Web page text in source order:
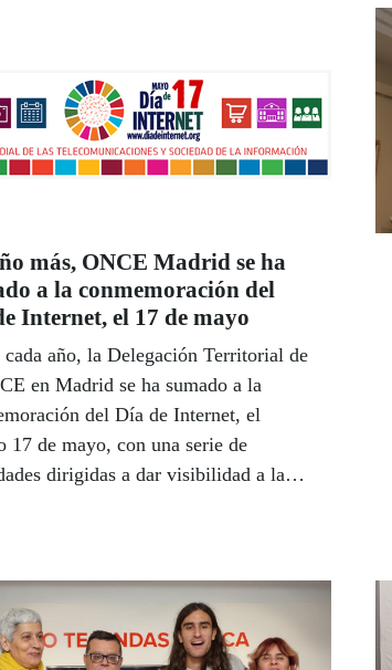
más, ONCE Madrid se ha
a la conmemoración del
Internet, el 17 de mayo
cada año, la Delegación Territorial de
en Madrid se ha sumado a la
del Día de Internet, el
17 de mayo, con una serie de
dirigidas a dar visibilidad a la